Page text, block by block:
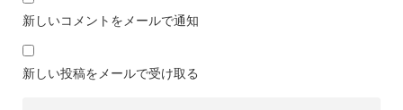
新しいコメントをメールで通知
新しい投稿をメールで受け取る